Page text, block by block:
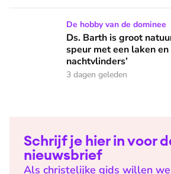
Ds. Barth is groot natuurliefhebber:
De hobby van de dominee
Ds. Barth is groot
speur met een laken
nachtvlinders’
3 dagen geleden
Schrijf je hier in voor
nieuwsbrief
Als christelijke gids willen